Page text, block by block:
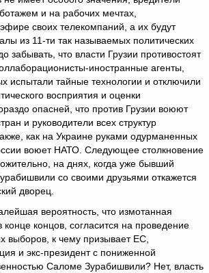
и на рабочих мечтах,
своих телекомпаний, а их будут
из 11-ти так называемых политических
забывать, что власти Грузии противостоят
иностранные агенты,
испытали тайные технологии и отключили
восприятия и оценки
опасней, что против Грузии воюют
и руководители всех структур
как на Украине руками одурманенных
воюет НАТО. Следующее столкновение
на днях, когда уже бывший
со своими друзьями откажется
дворец.
вероятность, что измотанная
конце концов, согласится на проведение
выборов, к чему призывает ЕС,
и экс-президент с пониженной
Саломе Зурабишвили? Нет, власть